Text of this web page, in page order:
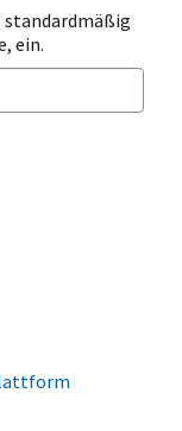
standardmäßig
ein.